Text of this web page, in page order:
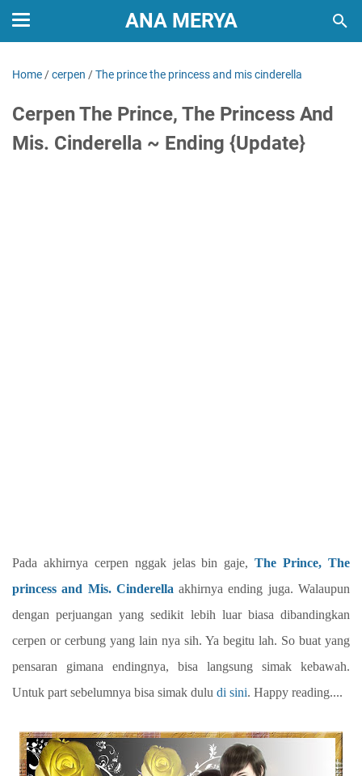
ANA MERYA
Home /cerpen /The prince the princess and mis cinderella
Cerpen The Prince, The Princess And
Mis. Cinderella ~ Ending {Update}
Pada akhirnya cerpen nggak jelas bin gaje,The Prince, The
princess and Mis. Cinderella akhirnya ending juga. Walaupun
dengan perjuangan yang sedikit lebih luar biasa dibandingkan
cerpen or cerbung yang lain nya sih. Ya begitu lah. So buat yang
pensaran gimana endingnya, bisa langsung simak kebawah.
Untuk part sebelumnya bisa simak dulu di sini. Happy reading....